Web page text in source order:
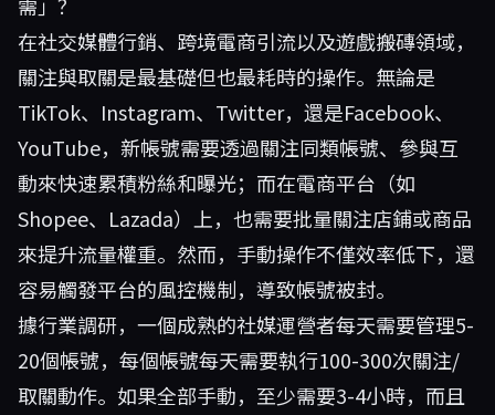
在社交媒體行銷、跨境電商引流以及遊戲搬磚領域，
關注與取關是最基礎但也最耗時的操作。無論是
TikTok、Instagram、Twitter，還是Facebook、
YouTube，新帳號需要透過關注同類帳號、參與互
動來快速累積粉絲和曝光；而在電商平台（如
Shopee、Lazada）上，也需要批量關注店鋪或商品
來提升流量權重。然而，手動操作不僅效率低下，還
容易觸發平台的風控機制，導致帳號被封。
據行業調研，一個成熟的社媒運營者每天需要管理5-
20個帳號，每個帳號每天需要執行100-300次關注/
取關動作。如果全部手動，至少需要3-4小時，而且